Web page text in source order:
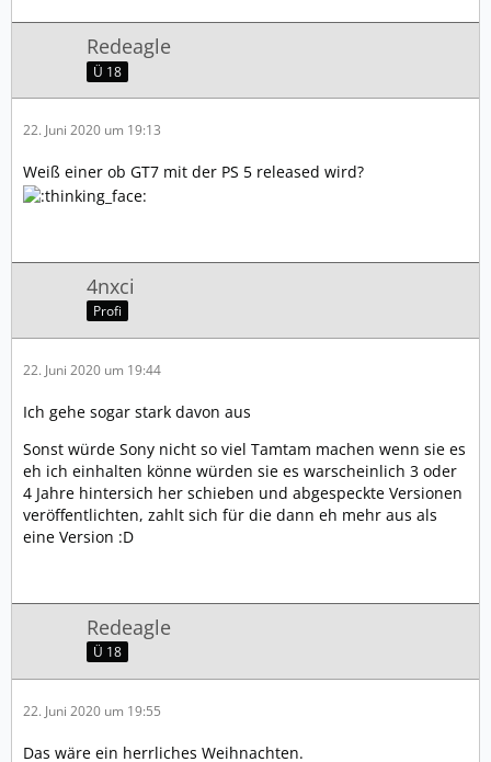
Redeagle
Ü 18
22. Juni 2020 um 19:13
Weiß einer ob GT7 mit der PS 5 released wird?
4nxci
Profi
22. Juni 2020 um 19:44
Ich gehe sogar stark davon aus
Sonst würde Sony nicht so viel Tamtam machen wenn sie es
eh ich einhalten könne würden sie es warscheinlich 3 oder
4 Jahre hintersich her schieben und abgespeckte Versionen
veröffentlichten, zahlt sich für die dann eh mehr aus als
eine Version :D
Redeagle
Ü 18
22. Juni 2020 um 19:55
Das wäre ein herrliches Weihnachten.